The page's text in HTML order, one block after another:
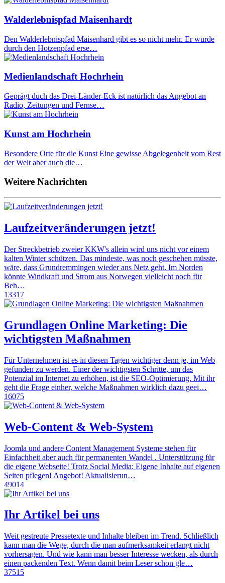
Walderlebnispfad Maisenhardt
Den Walderlebnispfad Maisenhard gibt es so nicht mehr. Er wurde
durch den Hotzenpfad erse…
Medienlandschaft Hochrhein
Geprägt duch das Drei-Länder-Eck ist natürlich das Angebot an
Radio, Zeitungen und Fernse…
Kunst am Hochrhein
Besondere Orte für die Kunst Eine gewisse Abgelegenheit vom Rest
der Welt aber auch die…
Weitere Nachrichten
Laufzeitveränderungen jetzt!
Der Streckbetrieb zweier KKW's allein wird uns nicht vor einem
kalten Winter schützen. Das mindeste, was noch geschehen müsste,
wäre, dass Grundremmingen wieder ans Netz geht. Im Norden
könnte Windkraft und Strom aus Norwegen vielleicht noch für
Beh…
13317
Grundlagen Online Marketing: Die
wichtigsten Maßnahmen
Für Unternehmen ist es in diesen Tagen wichtiger denn je, im Web
gefunden zu werden. Einer der wichtigsten Schritte, um das
Potenzial im Internet zu erhöhen, ist die SEO-Optimierung. Mit ihr
geht die Frage einher, welche Maßnahmen wirklich dazu geei…
16075
Web-Content & Web-System
Joomla und andere Content Management Systeme stehen für
Einfachheit aber auch für permanenten Wandel . Unterstützung für
die eigene Webseite! Trotz Social Media: Eigene Inhalte auf eigenen
Seiten pflegen! Angebot! Aktualisierun…
49014
Ihr Artikel bei uns
Weit gestreute Pressetexte und Inhalte bleiben im Trend. Schließlich
kann man die Wege, durch die man aufmerksamkeit erlangt nicht
vorhersagen. Und wie kann man besser Interesse wecken, als durch
einen packenden Text. Wenn damit beim Leser schon gle…
37515